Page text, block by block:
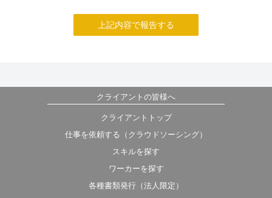
上記内容で報告する
クライアントの皆様へ
クライアントトップ
仕事を依頼する（クラウドソーシング）
スキルを探す
ワーカーを探す
各種書類発行（法人限定）